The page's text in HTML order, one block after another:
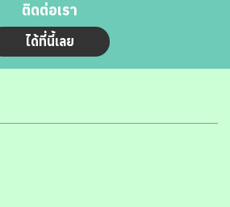
ติดต่อเรา
ได้ที่นี้เลย